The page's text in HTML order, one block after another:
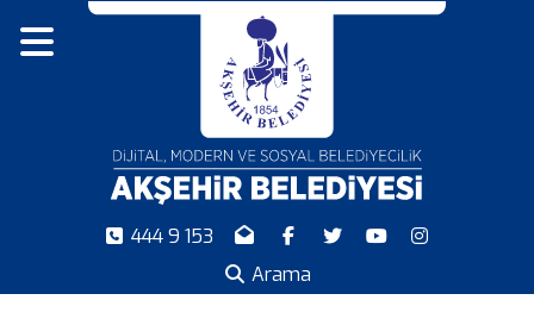
444 9 153
Arama